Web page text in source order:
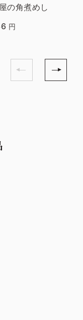
の角煮めし
円